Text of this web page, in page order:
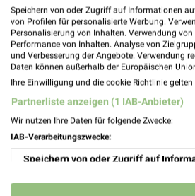
Nächste Filiale
Götz Etzenricht
Wildenauer
92694
Heute 08:00 -
334,71 km •
Speichern von oder Zugriff auf Informationen
von Profilen für personalisierte Werbung.
Personalisierung von Inhalten. Verwendung
Performance von Inhalten. Analyse von
und Verbesserung der Angebote. Verwendung
Daten können außerhalb der Europäischen
Ihre Einwilligung und die cookie Richtlinie
Partnerliste anzeigen (1 IAB-Anbieter)
Wir nutzen Ihre Daten für folgende Zwecke:
IAB-Verarbeitungszwecke:
Speichern von oder Zugriff auf
Verwendung reduzierter Daten zur